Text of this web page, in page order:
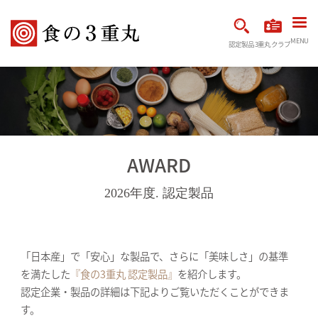
認定製品3重丸クラブMENU
AWARD
2026年度. 認定製品
「日本産」で「安心」な製品で、さらに「美味しさ」の基準
を満たした 『食の3重丸 認定製品』 を紹介します。
認定企業・製品の詳細は下記よりご覧いただくことができま
す。